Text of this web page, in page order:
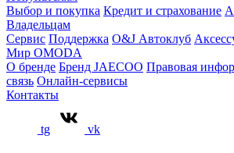
Выбор и покупка Кредит и страхование
Владельцам
Сервис Поддержка O&J Автоклуб
Мир OMODA
О бренде Бренд JAECOO Правовая
связь Онлайн-сервисы
Контакты
tg vk